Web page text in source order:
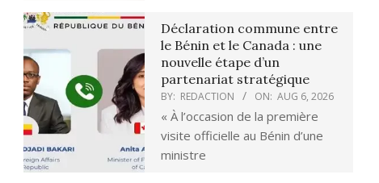
Déclaration commune entre
le Bénin et le Canada : une
nouvelle étape d’un
partenariat stratégique
BY: REDACTION ON: AUG 6, 2026
« À l’occasion de la première
visite officielle au Bénin d’une
ministre